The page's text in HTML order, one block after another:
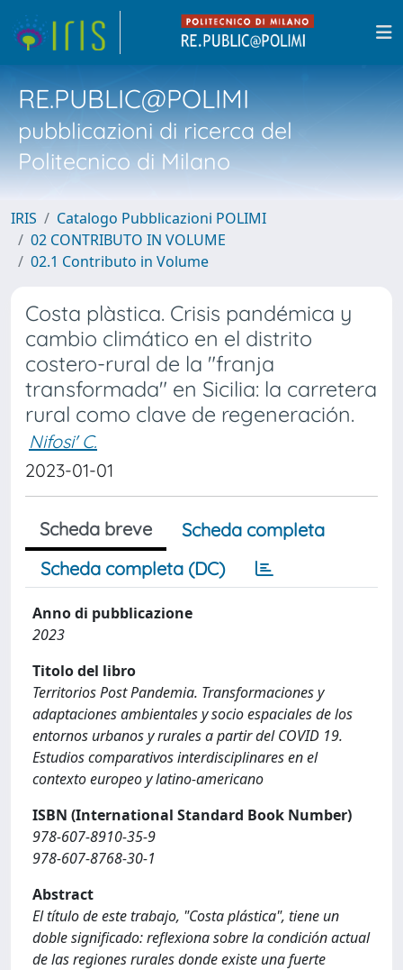
RE.PUBLIC@POLIMI
pubblicazioni di ricerca del
Politecnico di Milano
IRIS
Catalogo Pubblicazioni POLIMI
02 CONTRIBUTO IN VOLUME
02.1 Contributo in Volume
Costa plàstica. Crisis pandémica y
cambio climático en el distrito
costero-rural de la "franja
transformada" en Sicilia: la carretera
rural como clave de regeneración.
Nifosi' C.
2023-01-01
Scheda breve
Scheda completa
Scheda completa (DC)
Anno di pubblicazione
2023
Titolo del libro
Territorios Post Pandemia. Transformaciones y
adaptaciones ambientales y socio espaciales de los
entornos urbanos y rurales a partir del COVID 19.
Estudios comparativos interdisciplinares en el
contexto europeo y latino-americano
ISBN (International Standard Book Number)
978-607-8910-35-9
978-607-8768-30-1
Abstract
El título de este trabajo, "Costa plástica", tiene un
doble significado: reflexiona sobre la condición actual
de las regiones rurales donde existe una fuerte